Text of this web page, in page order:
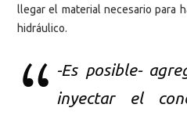
llegar el material necesario para
hidráulico.
-Es posible-
inyectar el